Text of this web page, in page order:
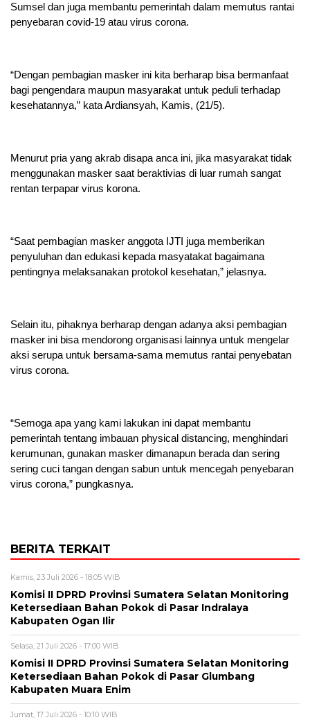
Sumsel dan juga membantu pemerintah dalam memutus rantai
penyebaran covid-19 atau virus corona.
“Dengan pembagian masker ini kita berharap bisa bermanfaat
bagi pengendara maupun masyarakat untuk peduli terhadap
kesehatannya,” kata Ardiansyah, Kamis, (21/5).
Menurut pria yang akrab disapa anca ini, jika masyarakat tidak
menggunakan masker saat beraktivias di luar rumah sangat
rentan terpapar virus korona.
“Saat pembagian masker anggota IJTI juga memberikan
penyuluhan dan edukasi kepada masyatakat bagaimana
pentingnya melaksanakan protokol kesehatan,” jelasnya.
Selain itu, pihaknya berharap dengan adanya aksi pembagian
masker ini bisa mendorong organisasi lainnya untuk mengelar
aksi serupa untuk bersama-sama memutus rantai penyebatan
virus corona.
“Semoga apa yang kami lakukan ini dapat membantu
pemerintah tentang imbauan physical distancing, menghindari
kerumunan, gunakan masker dimanapun berada dan sering
sering cuci tangan dengan sabun untuk mencegah penyebaran
virus corona,” pungkasnya.
BERITA TERKAIT
Kamis, 23 Juli 2026 - 18:05 WIB
Komisi II DPRD Provinsi Sumatera Selatan Monitoring
Ketersediaan Bahan Pokok di Pasar Indralaya
Kabupaten Ogan Ilir
Selasa, 21 Juli 2026 - 17:00 WIB
Komisi II DPRD Provinsi Sumatera Selatan Monitoring
Ketersediaan Bahan Pokok di Pasar Glumbang
Kabupaten Muara Enim
Jumat, 17 Juli 2026 - 10:10 WIB